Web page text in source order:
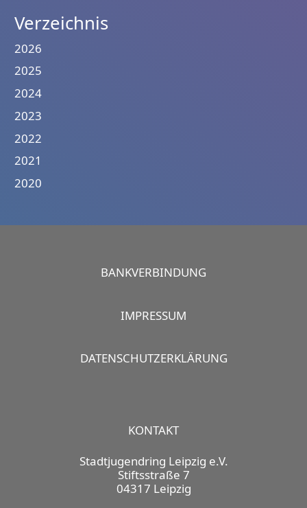
Verzeichnis
2026
2025
2024
2023
2022
2021
2020
BANKVERBINDUNG
IMPRESSUM
DATENSCHUTZERKLÄRUNG
KONTAKT
Stadtjugendring Leipzig e.V.
Stiftsstraße 7
04317 Leipzig